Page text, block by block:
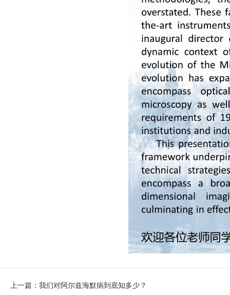
上一篇：我们对阿尔兹海默病到底知多少？